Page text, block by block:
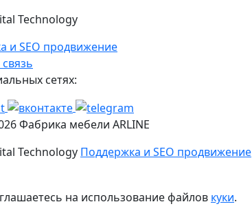
Technology
и SEO продвижение
сетях:
Фабрика мебели ARLINE
Technology Поддержка и SEO продвижение
на использование файлов куки.